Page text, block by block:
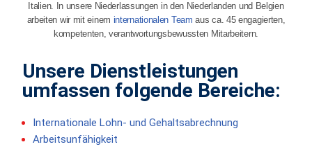
Italien. In unsere Niederlassungen in den Niederlanden und Belgien
arbeiten wir mit einem internationalen Team aus ca. 45 engagierten,
kompetenten, verantwortungsbewussten Mitarbeitern.
Unsere Dienstleistungen
umfassen folgende Bereiche:
Internationale Lohn- und Gehaltsabrechnung
Arbeitsunfähigkeit